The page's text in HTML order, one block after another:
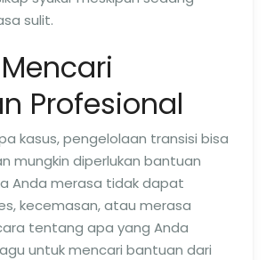
sulit.
Profesional
kasus, pengelolaan transisi bisa
mungkin diperlukan bantuan
Anda merasa tidak dapat
kecemasan, atau merasa
tentang apa yang Anda
untuk mencari bantuan dari